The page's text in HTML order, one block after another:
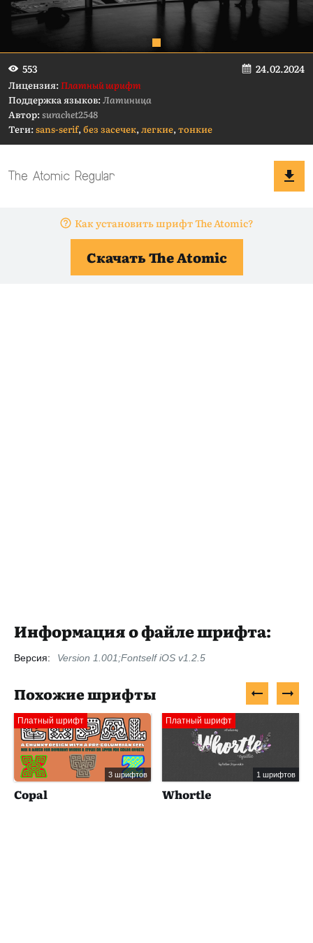
553 24.02.2024
Лицензия: Платный шрифт
Поддержка языков:Латиница
Автор:surachet2548
Теги:sans-serif, без засечек, легкие, тонкие
Как установить шрифт The Atomic?
Скачать The Atomic
Информация о файле шрифта:
Версия: Version 1.001;Fontself iOS v1.2.5
Похожие шрифты
Платный шрифт
3 шрифтов
Copal
Платный шрифт
1 шрифтов
Whortle